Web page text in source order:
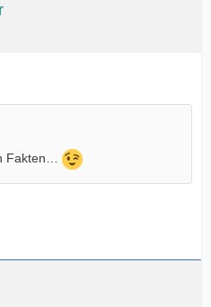
Fakten…